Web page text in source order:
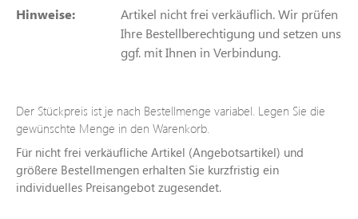
Hinweise:
Artikel nicht frei verkäuflich. Wir prüfen
Ihre Bestellberechtigung und setzen uns
ggf. mit Ihnen in Verbindung.
Der Stückpreis ist je nach Bestellmenge variabel. Legen Sie die
gewünschte Menge in den Warenkorb.
Für nicht frei verkäufliche Artikel (Angebotsartikel) und
größere Bestellmengen erhalten Sie kurzfristig ein
individuelles Preisangebot zugesendet.